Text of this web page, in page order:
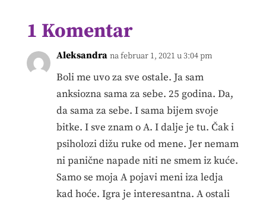
1 Komentar
Aleksandra na februar 1, 2021 u 3:04 pm
Boli me uvo za sve ostale. Ja sam
anksiozna sama za sebe. 25 godina. Da,
da sama za sebe. I sama bijem svoje
bitke. I sve znam o A. I dalje je tu. Čak i
psiholozi dižu ruke od mene. Jer nemam
ni panične napade niti ne smem iz kuće.
Samo se moja A pojavi meni iza ledja
kad hoće. Igra je interesantna. A ostali